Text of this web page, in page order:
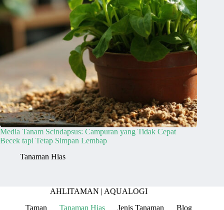
Media Tanam Scindapsus: Campuran yang Tidak Cepat
Becek tapi Tetap Simpan Lembap
Tanaman Hias
AHLITAMAN | AQUALOGI
Taman
Tanaman Hias Jenis Tanaman Blog